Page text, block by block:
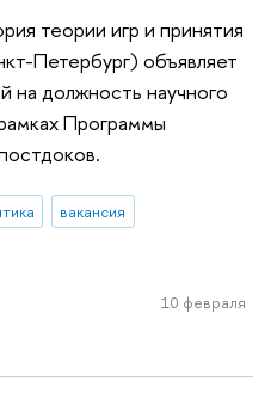
теории игр и принятия
Петербург) объявляет
на должность научного
Программы
вакансия
10 февраля